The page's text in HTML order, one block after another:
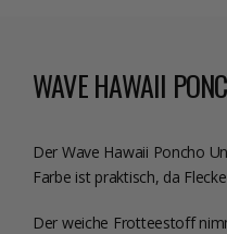
WAVE HAWAII
Der Wave Hawaii Poncho
Farbe ist praktisch, da
Der weiche Frotteestoff